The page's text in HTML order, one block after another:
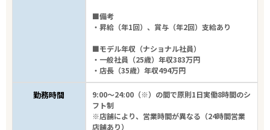
■備考
・昇給（年1回）、賞与（年2回）支給あり
■モデル年収（ナショナル社員）
・一般社員（25歳）年収383万円
・店長（35歳）年収494万円
勤務時間
9:00～24:00（※）の間で原則1日実働8時間のシ
フト制
※店舗により、営業時間が異なる（24時間営業
店舗あり）